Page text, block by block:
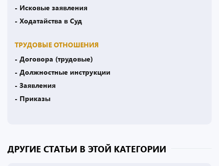
- Исковые заявления
- Ходатайства в Суд
ТРУДОВЫЕ ОТНОШЕНИЯ
- Договора (трудовые)
- Должностные инструкции
- Заявления
- Приказы
ДРУГИЕ СТАТЬИ В ЭТОЙ КАТЕГОРИИ